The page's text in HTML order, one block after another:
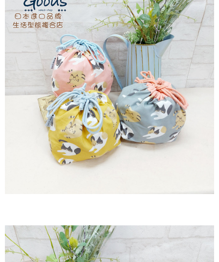
【「AFTEE先享後付」結帳流程】
１．於結帳方式選擇「AFTEE先享後付」後，將跳轉至「AFTEE先享後付」
結帳頁面，進行簡訊認證並確認金額後，即可完成結帳。
２．訂單成立數日內，您將收到繳費通知簡訊。
３．收到繳費通知簡訊後14天內，點擊此簡訊中的連結，可透過四大超商／
ATM／網路銀行／等多元方式進行付款，方視為交易完成。
※ 請注意：結帳手續完成當下不需立刻繳費，但若您需要取消訂單，請聯絡
購買商品的店家。未經商家同意取消之訂單仍視為有效，需透過AFTEE先享
後付繳納相關費用。
※ 交易是否成功請以「AFTEE先享後付 」之結帳頁面顯示為準，若有關於
是否繳費成功／繳費後需取消欲退款等相關疑問，請聯繫「AFTEE先享後付
客戶支援中心」https://netprotections.freshdesk.com/support/home
【注意事項】
１．透過由恩沛科技股份有限公司提供之「AFTEE先享後付」服務完成之交
易，需依本服務之必要範圍內提供個人資料，並將交易相關給付款項請求債
權轉讓予恩沛科技股份有限公司。
２．關於個人資料處理事宜，請瀏覽以下網址：
https://aftee.tw/terms/#terms3
５．嚴禁一人註冊多個帳號或使用他人資訊註冊。若發現惡意使用之情形，
恩沛科技股份有限公司將有權停止該用戶之使用額度並採取法律行動。
每筆NT$60，滿NT$1,800(含以上)免運費
付款後全家取貨
每筆NT$60，滿NT$1,800(含以上)免運費
7-11取貨付款
每筆NT$60，滿NT$2,000(含以上)免運費
付款後7-11取貨
每筆NT$60，滿NT$2,000(含以上)免運費
黑貓宅急便(包裹尺寸60cm以下)
每筆NT$100，滿NT$2,000(含以上)免運費
黑貓宅急便(包裹尺寸90cm以下)
每筆NT$140，滿NT$2,000(含以上)免運費